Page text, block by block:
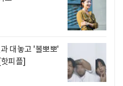
대놓고 '볼뽀뽀'
피플]